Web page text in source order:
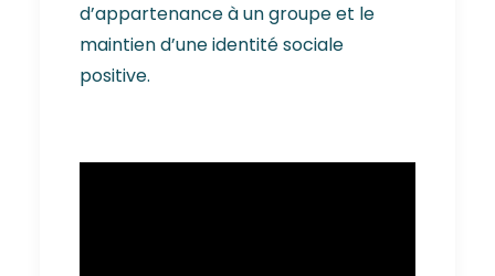
d’appartenance à un groupe et le
maintien d’une identité sociale
positive.